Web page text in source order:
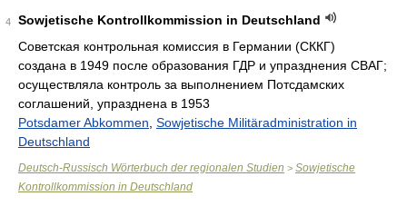
4
Sowjetische Kontrollkommission in Deutschland
Советская контрольная комиссия в Германии (СККГ)
создана в 1949 после образования ГДР и упразднения СВАГ;
осуществляла контроль за выполнением Потсдамских
соглашений, упразднена в 1953
Potsdamer Abkommen Sowjetische Militäradministration in
Deutschland
Deutsch-Russisch Wörterbuch der regionalen Studien > Sowjetische
Kontrollkommission in Deutschland